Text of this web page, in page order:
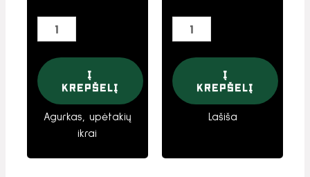
Į
krepšelį
Agurkas, upėtakių
ikrai
Į
krepšelį
Lašiša